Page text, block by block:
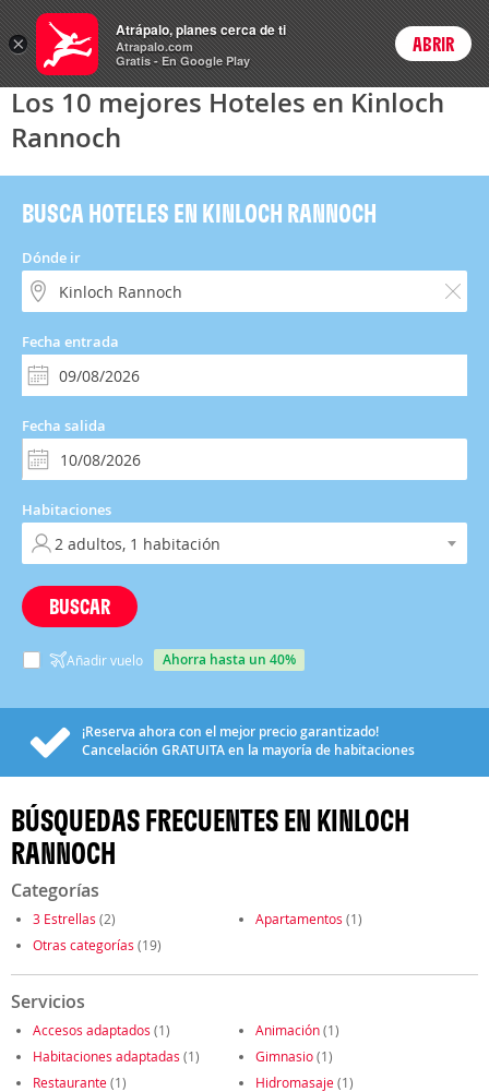
Hoteles Login
Los 10 mejores Hoteles en Kinloch
Rannoch
BUSCA HOTELES EN KINLOCH RANNOCH
Dónde ir
Fecha entrada
Fecha salida
Habitaciones
BUSCAR
Añadir vuelo ahorra hasta un 40%
¡Reserva ahora con el mejor precio garantizado!
Cancelación GRATUITAen la mayoría de habitaciones
BÚSQUEDAS FRECUENTES EN KINLOCH
RANNOCH
Categorías
3 Estrellas (2) Apartamentos (1)
Otras categorías (19)
Servicios
Accesos adaptados (1) Animación(1)
Habitaciones adaptadas (1) Gimnasio(1)
Restaurante(1) Hidromasaje(1)
×
Atrápalo, planes cerca de ti
Atrapalo.com
Gratis - En Google Play
ABRIR